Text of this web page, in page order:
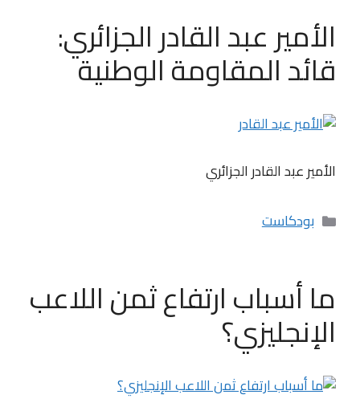
الأمير عبد القادر الجزائري:
قائد المقاومة الوطنية
الأمير عبد القادر الجزائري
التصنيفات
بودكاست
ما أسباب ارتفاع ثمن اللاعب
الإنجليزي؟